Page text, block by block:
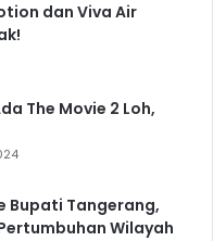
dan Viva Air
The Movie 2 Loh,
Bupati Tangerang,
Wilayah